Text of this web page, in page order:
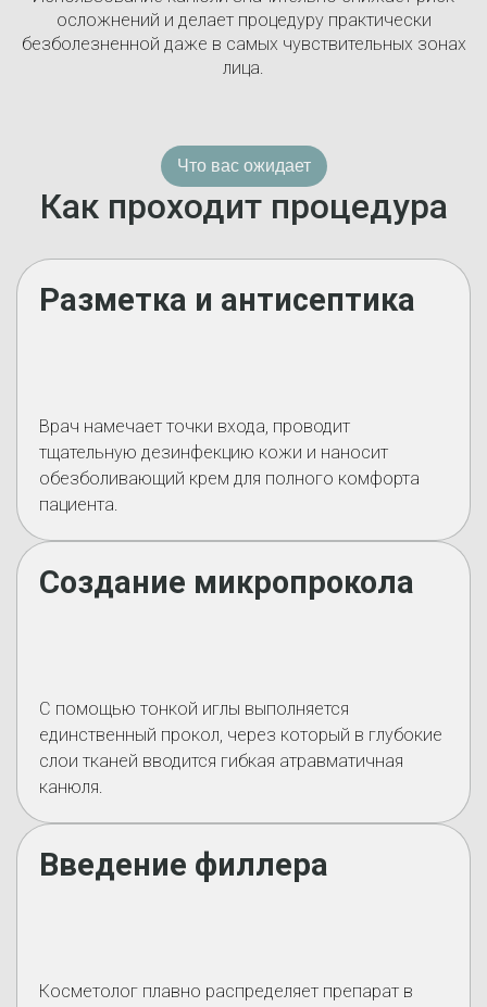
осложнений и делает процедуру практически
безболезненной даже в самых чувствительных зонах
лица.
Что вас ожидает
Как проходит процедура
Разметка и антисептика
Врач намечает точки входа, проводит
тщательную дезинфекцию кожи и наносит
обезболивающий крем для полного комфорта
пациента.
Создание микропрокола
С помощью тонкой иглы выполняется
единственный прокол, через который в глубокие
слои тканей вводится гибкая атравматичная
канюля.
Введение филлера
Косметолог плавно распределяет препарат в